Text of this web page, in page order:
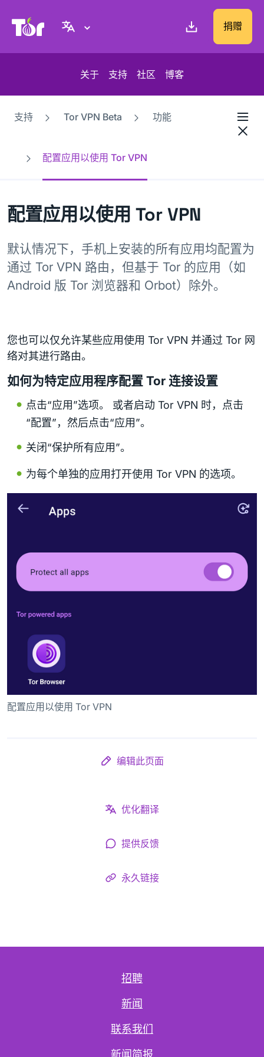
Tor Project 网站 捐赠
关于 支持 社区 博客
支持 Tor VPN Beta 功能
配置应用以使用 Tor VPN
配置应用以使用 Tor VPN
默认情况下，手机上安装的所有应用均配置为
通过 Tor VPN 路由，但基于 Tor 的应用（如
Android 版 Tor 浏览器和 Orbot）除外。
您也可以仅允许某些应用使用 Tor VPN 并通过 Tor 网
络对其进行路由。
如何为特定应用程序配置 Tor 连接设置
点击“应用”选项。 或者启动 Tor VPN 时，点击
“配置”，然后点击“应用”。
关闭“保护所有应用”。
为每个单独的应用打开使用 Tor VPN 的选项。
配置应用以使用 Tor VPN
编辑此页面
优化翻译
提供反馈
永久链接
招聘
新闻
联系我们
新闻简报